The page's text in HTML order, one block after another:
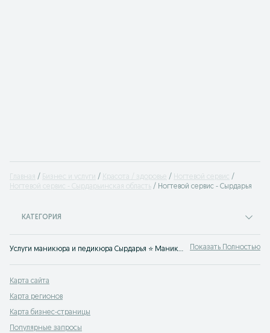
Главная Бизнес и услуги Красота / здоровье
Ногтевой сервис
Ногтевой сервис - Сырдарьинская область
Ногтевой сервис - Сырдарья
КАТЕГОРИЯ
Услуги маникюра и педикюра Сырдарья ⭐ Маникюр, педикюр и наращивание ногтей от салонов красоты и частных мастеров ⚡ Выгодные цены на OLX.uz! Показать Полностью
Карта сайта
Карта регионов
Карта бизнес-страницы
Популярные запросы